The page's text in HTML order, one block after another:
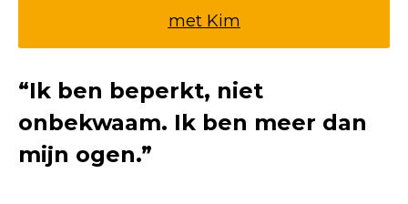
met Kim
“Ik ben beperkt, niet
onbekwaam. Ik ben meer dan
mijn ogen.”